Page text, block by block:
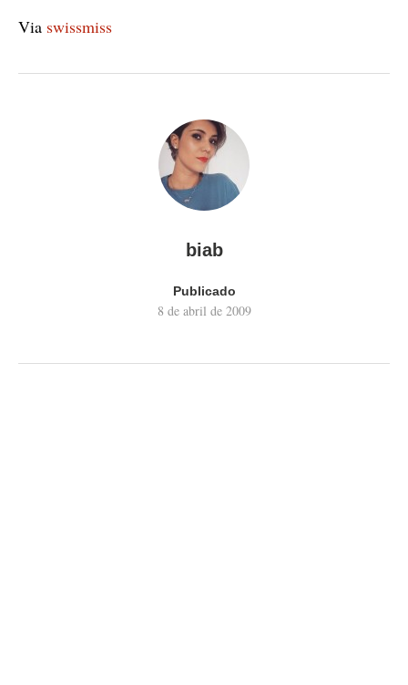
Via swissmiss
biab
Publicado
8 de abril de 2009